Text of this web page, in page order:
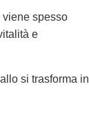
viene spesso
e
si trasforma in